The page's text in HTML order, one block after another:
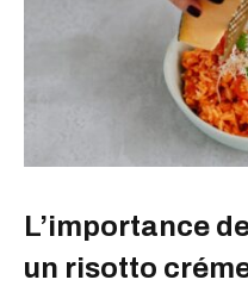
L’importance
un risotto